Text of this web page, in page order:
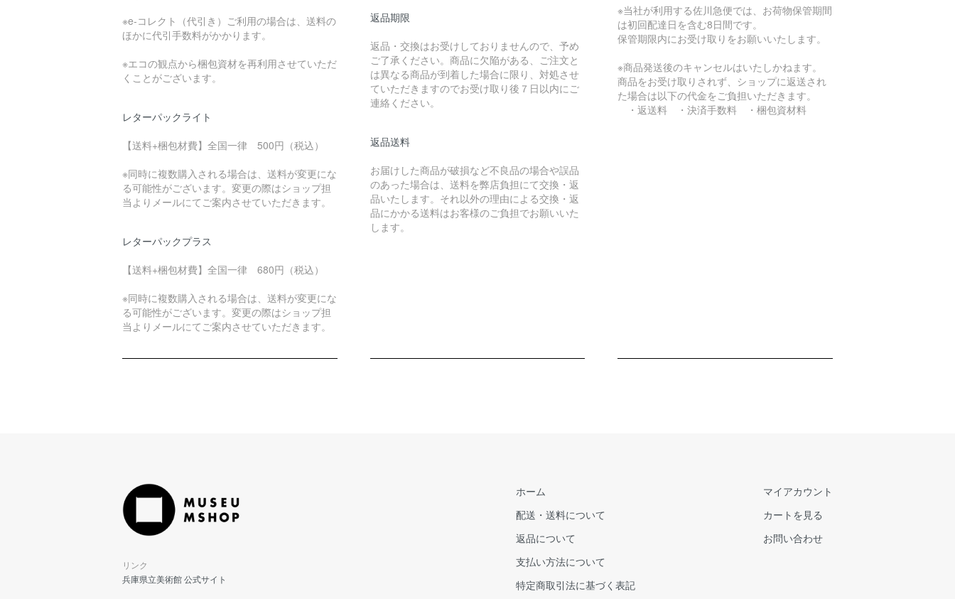
※e-コレクト（代引き）ご利用の場合は、送料の
ほかに代引手数料がかかります。
※エコの観点から梱包資材を再利用させていただ
くことがございます。
レターパックライト
【送料+梱包材費】全国一律 500円（税込）
※同時に複数購入される場合は、送料が変更にな
る可能性がございます。変更の際はショップ担
当よりメールにてご案内させていただきます。
レターパックプラス
【送料+梱包材費】全国一律 680円（税込）
※同時に複数購入される場合は、送料が変更にな
る可能性がございます。変更の際はショップ担
当よりメールにてご案内させていただきます。
返品期限
返品・交換はお受けしておりませんので、予め
ご了承ください。商品に欠陥がある、ご注文と
は異なる商品が到着した場合に限り、対処させ
ていただきますのでお受け取り後７日以内にご
連絡ください。
返品送料
お届けした商品が破損など不良品の場合や誤品
のあった場合は、送料を弊店負担にて交換・返
品いたします。それ以外の理由による交換・返
品にかかる送料はお客様のご負担でお願いいた
します。
※当社が利用する佐川急便では、お荷物保管期間
は初回配達日を含む8日間です。
保管期限内にお受け取りをお願いいたします。
※商品発送後のキャンセルはいたしかねます。
商品をお受け取りされず、ショップに返送され
た場合は以下の代金をご負担いただきます。
・返送料 ・決済手数料 ・梱包資材料
リンク
兵庫県立美術館 公式サイト
ホーム
配送・送料について
返品について
支払い方法について
特定商取引法に基づく表記
マイアカウント
カートを見る
お問い合わせ